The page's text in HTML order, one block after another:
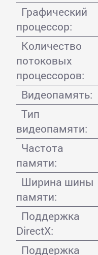
Графический
процессор:
Количество
потоковых
процессоров:
Видеопамять:
Тип
видеопамяти:
Частота
памяти:
Ширина шины
памяти:
Поддержка
DirectX:
Поддержка